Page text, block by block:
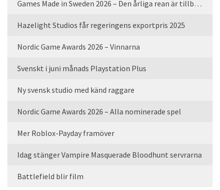
Games Made in Sweden 2026 – Den årliga rean är tillbaka
Hazelight Studios får regeringens exportpris 2025
Nordic Game Awards 2026 – Vinnarna
Svenskt i juni månads Playstation Plus
Ny svensk studio med känd raggare
Nordic Game Awards 2026 – Alla nominerade spel
Mer Roblox-Payday framöver
Idag stänger Vampire Masquerade Bloodhunt servrarna
Battlefield blir film